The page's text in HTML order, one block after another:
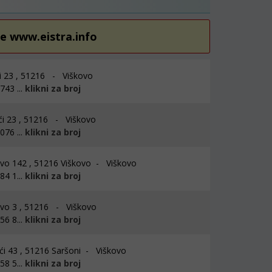
www.eistra.info
23 , 51216 - Viškovo
... klikni za broj
23 , 51216 - Viškovo
... klikni za broj
142 , 51216 Viškovo - Viškovo
1... klikni za broj
3 , 51216 - Viškovo
8... klikni za broj
43 , 51216 Saršoni - Viškovo
5... klikni za broj